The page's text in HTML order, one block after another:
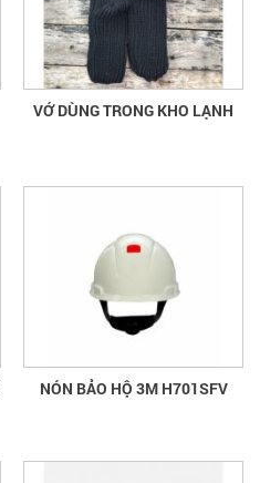
VỚ DÙNG TRONG KHO LẠNH
NÓN BẢO HỘ 3M H701SFV